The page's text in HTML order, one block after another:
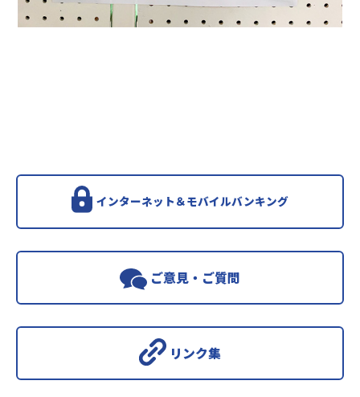
インターネット＆モバイルバンキング
ご意見・ご質問
リンク集